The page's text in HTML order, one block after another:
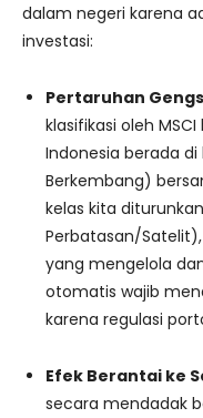
dalam negeri karena
investasi:
Pertaruhan
klasifikasi oleh
Indonesia berada
Berkembang)
kelas kita
Perbatasan/
yang mengelola
otomatis wajib
karena regulasi
Efek Berantai ke
secara mendadak